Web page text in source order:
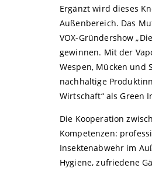
Ergänzt wird dieses
Außenbereich. Das
VOX-Gründershow
gewinnen. Mit der
Wespen, Mücken und
nachhaltige
Wirtschaft“ als Green
Die Kooperation
Kompetenzen:
Insektenabwehr im
Hygiene, zufriedene